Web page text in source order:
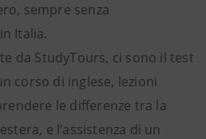
sempre senza
Italia.
da StudyTours, ci sono il test
corso di inglese, lezioni
le differenze tra la
e l’assistenza di un